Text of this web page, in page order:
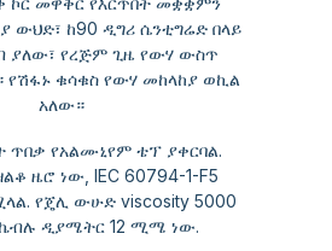
ውህድ፣ ከ90 ዲግሪ ሴንቲግሬድ በላይ
ያለው፣ የረጅም ጊዜ የውሃ ውስጥ
ቁሳቁስ የውሃ መከላከያ ወኪል
አለው።
ጥበቃ የአልሙኒየም ቴፕ ያቀርባል.
ዜሮ ነው, IEC 60794-1-F5
የጄሊ ውሁድ viscosity 5000
ዲያሜትር 12 ሚሜ ነው.